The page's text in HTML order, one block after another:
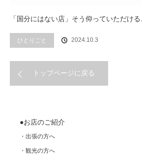
「国分にはない店」そう仰っていただけ
ひとりごと 2024.10.3
トップページに戻る
●お店のご紹介
・出張の方へ
・観光の方へ